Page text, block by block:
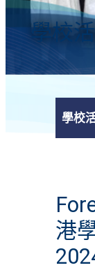
學校
學校
校外
學校
港